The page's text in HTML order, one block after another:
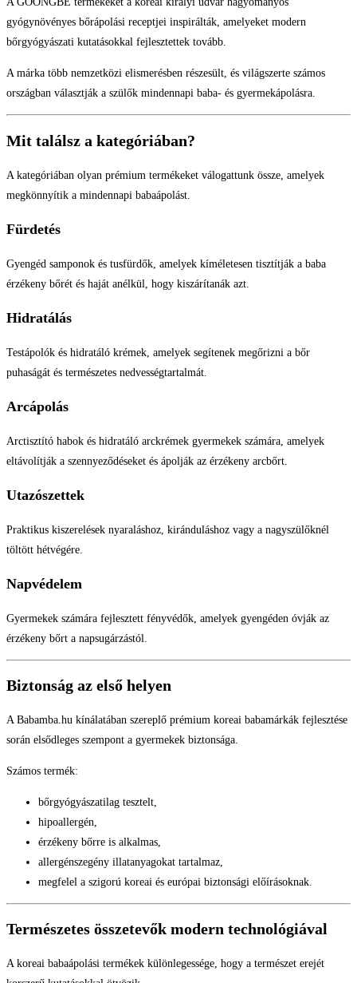
gyógynövényes bőrápolási receptjei inspirálták, amelyeket modern
bőrgyógyászati kutatásokkal fejlesztettek tovább.
A márka több nemzetközi elismerésben részesült, és világszerte számos
országban választják a szülők mindennapi baba- és gyermekápolásra.
Mit találsz a kategóriában?
A kategóriában olyan prémium termékeket válogattunk össze, amelyek
megkönnyítik a mindennapi babaápolást.
Fürdetés
Gyengéd samponok és tusfürdők, amelyek kíméletesen tisztítják a baba
érzékeny bőrét és haját anélkül, hogy kiszárítanák azt.
Hidratálás
Testápolók és hidratáló krémek, amelyek segítenek megőrizni a bőr
puhaságát és természetes nedvességtartalmát.
Arcápolás
Arctisztító habok és hidratáló arckrémek gyermekek számára, amelyek
eltávolítják a szennyeződéseket és ápolják az érzékeny arcbőrt.
Utazószettek
Praktikus kiszerelések nyaraláshoz, kiránduláshoz vagy a nagyszülőknél
töltött hétvégére.
Napvédelem
Gyermekek számára fejlesztett fényvédők, amelyek gyengéden óvják az
érzékeny bőrt a napsugárzástól.
Biztonság az első helyen
A Babamba.hu kínálatában szereplő prémium koreai babamárkák fejlesztése
során elsődleges szempont a gyermekek biztonsága.
Számos termék:
bőrgyógyászatilag tesztelt,
hipoallergén,
érzékeny bőrre is alkalmas,
allergénszegény illatanyagokat tartalmaz,
megfelel a szigorú koreai és európai biztonsági előírásoknak.
Természetes összetevők modern technológiával
A koreai babaápolási termékek különlegessége, hogy a természet erejét